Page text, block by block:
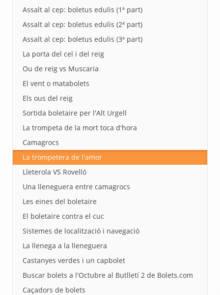
Assalt al cep: boletus edulis (1ª part)
Assalt al cep: boletus edulis (2ª part)
Assalt al cep: boletus edulis (3ª part)
La porta del cel i del reig
Ou de reig vs Muscaria
El vent o matabolets
Els ous del reig
Sortida boletaire per l'Alt Urgell
La trompeta de la mort toca d'hora
Camagrocs
La trompetera de l'amor
Lleterola VS Rovelló
Una lleneguera entre camagrocs
Les eines del boletaire
El boletaire contra el cuc
Sistemes de localització i navegació
La llenega a la lleneguera
Castanyes verdes i un capbolet
Buscar bolets a l'Octubre al Butlletí 2 de Bolets.com
Caçadors de bolets